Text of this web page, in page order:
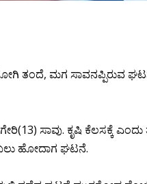
ಹೋಗಿ ತಂದೆ, ಮಗ ಸಾವನಪ್ಪಿರುವ
ಸಾವು. ಕೃಷಿ ಕೆಲಸಕ್ಕೆ
ಹೋದಾಗ ಘಟನೆ.